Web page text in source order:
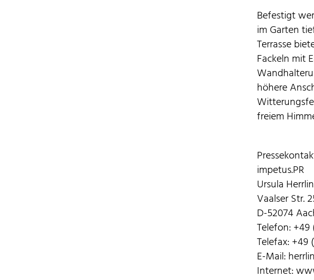
Befestigt
im Garten
Terrasse
Fackeln mit
höhere
freiem
impetus.PR
Ursula
Vaalser Str.
D-52074
Telefon: +49
Telefax: +49
E-Mail:
Internet: